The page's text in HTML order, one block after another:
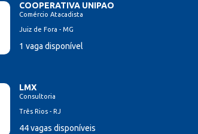
COOPERATIVA UNIPAO
Comércio Atacadista
Juiz de Fora - MG
1 vaga disponível
LMX
Consultoria
Três Rios - RJ
44 vagas disponíveis